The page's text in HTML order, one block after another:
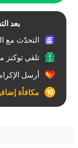
بعد
التحدّث مع
تلقي توكنز
أرسل
مكافأة